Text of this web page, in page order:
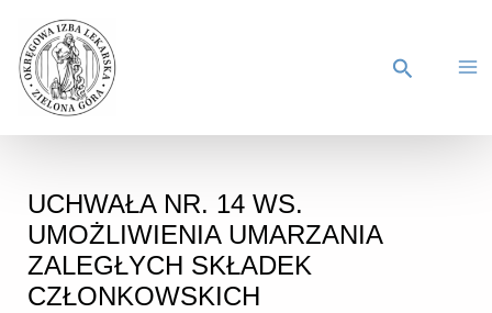
UCHWAŁA NR. 14 WS.
UMOŻLIWIENIA UMARZANIA
ZALEGŁYCH SKŁADEK
CZŁONKOWSKICH